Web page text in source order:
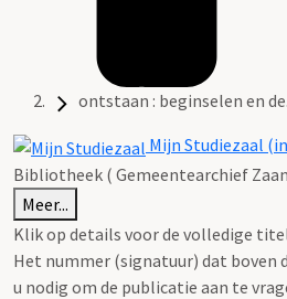
ontstaan : beginselen en
Mijn Studiezaal
Bibliotheek ( Gemeentearchief
Meer...
Klik op details voor de volledige
Het nummer (signatuur) dat boven
u nodig om de publicatie aan te